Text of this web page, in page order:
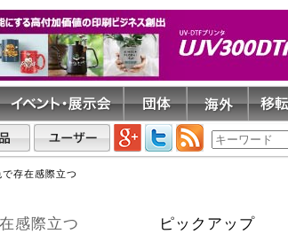
存在感際立つ
感際立つ ピックアップ